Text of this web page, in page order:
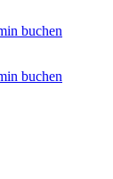
buchen
buchen